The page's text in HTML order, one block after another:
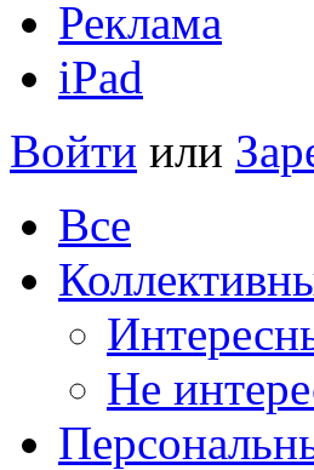
Реклама
iPad
Войти или
Все
Не